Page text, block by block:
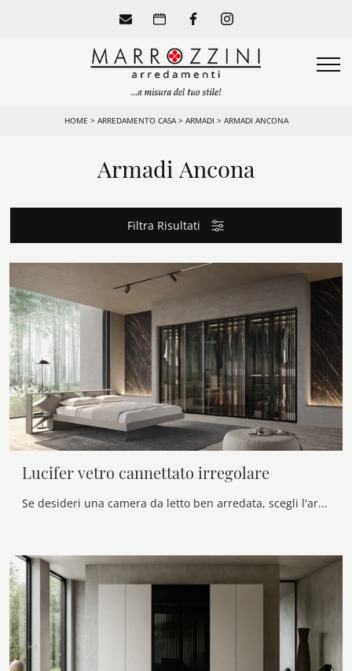
HOME > ARREDAMENTO CASA> ARMADI > ARMADI ANCONA
Armadi Ancona
Filtra Risultati
Lucifer vetro cannettato irregolare
Se desideri una camera da letto ben arredata, scegli l'armadio Lucifer vetro cannettato irregolare con ante battenti di Voltan!